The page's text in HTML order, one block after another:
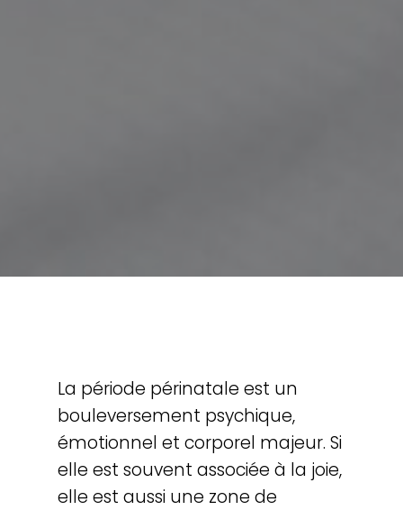
La période périnatale est un
bouleversement psychique,
émotionnel et corporel majeur. Si
elle est souvent associée à la joie,
elle est aussi une zone de